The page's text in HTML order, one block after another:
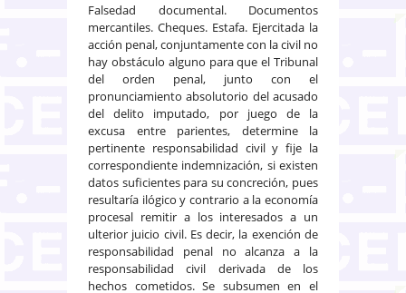
Falsedad documental. Documentos
mercantiles. Cheques. Estafa. Ejercitada la
acción penal, conjuntamente con la civil no
hay obstáculo alguno para que el Tribunal
del orden penal, junto con el
pronunciamiento absolutorio del acusado
del delito imputado, por juego de la
excusa entre parientes, determine la
pertinente responsabilidad civil y fije la
correspondiente indemnización, si existen
datos suficientes para su concreción, pues
resultaría ilógico y contrario a la economía
procesal remitir a los interesados a un
ulterior juicio civil. Es decir, la exención de
responsabilidad penal no alcanza a la
responsabilidad civil derivada de los
hechos cometidos. Se subsumen en el